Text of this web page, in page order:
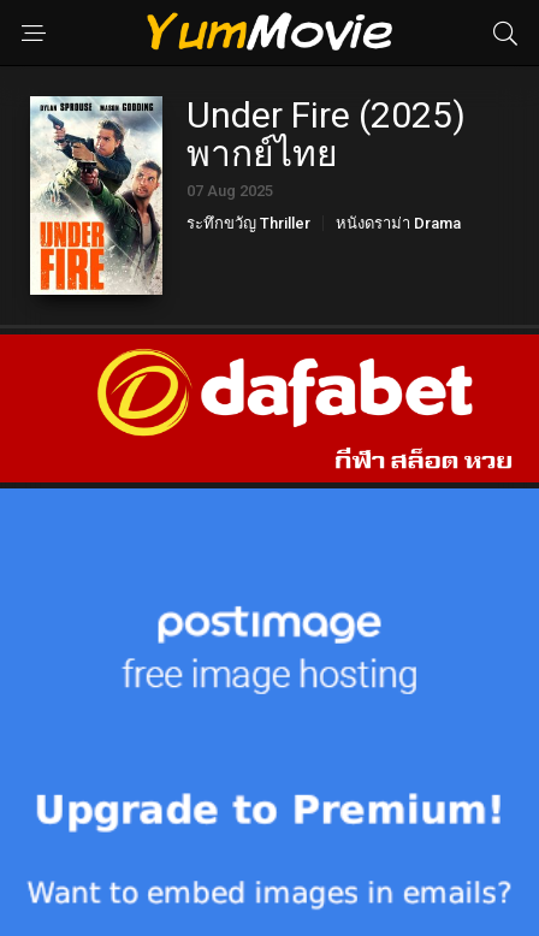
Under Fire (2025)
พากย์ไทย
07 Aug 2025
ระทึกขวัญ Thriller
หนังดราม่า Drama